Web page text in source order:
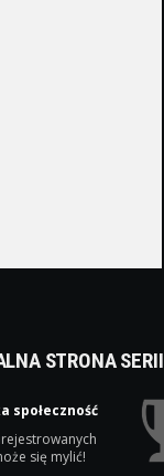
STRONA SERII
społeczność
się mylić!